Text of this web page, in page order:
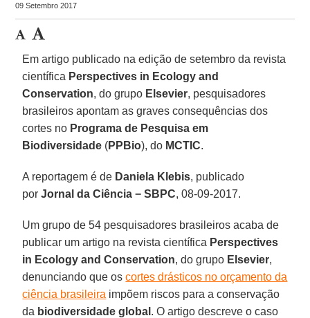
09 Setembro 2017
Em artigo publicado na edição de setembro da revista
científica Perspectives in Ecology and
Conservation, do grupo Elsevier, pesquisadores
brasileiros apontam as graves consequências dos
cortes no Programa de Pesquisa em
Biodiversidade (PPBio), do MCTIC.
A reportagem é de Daniela Klebis, publicado
porJornal da Ciência − SBPC, 08-09-2017.
Um grupo de 54 pesquisadores brasileiros acaba de
publicar um artigo na revista científica Perspectives
in Ecology and Conservation, do grupo Elsevier,
denunciando que oscortes drásticos no orçamento da
ciência brasileira impõem riscos para a conservação
da biodiversidade global . O artigo descreve o caso